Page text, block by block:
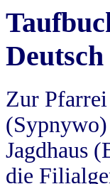
Zur
Jagdhaus
die